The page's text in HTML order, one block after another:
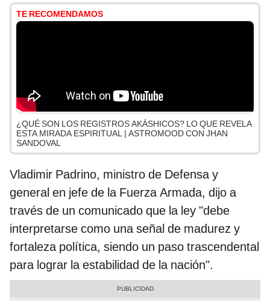
TE RECOMENDAMOS
¿QUÉ SON LOS REGISTROS AKÁSHICOS? LO QUE REVELA
ESTA MIRADA ESPIRITUAL | ASTROMOOD CON JHAN
SANDOVAL
Vladimir Padrino, ministro de Defensa y
general en jefe de la Fuerza Armada, dijo a
través de un comunicado que la ley "debe
interpretarse como una señal de madurez y
fortaleza política, siendo un paso trascendental
para lograr la estabilidad de la nación".